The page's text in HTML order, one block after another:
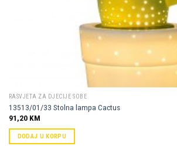
RASVJETA ZA DJECIJE SOBE
13513/01/33 Stolna lampa Cactus
91,20 KM
DODAJ U KORPU